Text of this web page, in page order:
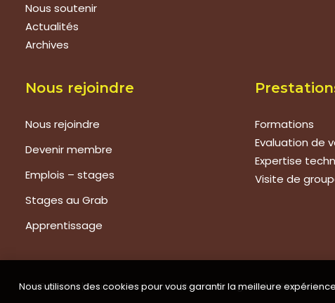
Nous soutenir
Actualités
Archives
Nous rejoindre
Nous rejoindre
Devenir membre
Emplois – stages
Stages au Grab
Apprentissage
Formations
Evaluation de
Expertise
Visite de
©GRAB 2018 | Tous droits réservés |Mentions légales|Politique de
Nous utilisons des cookies pour vous garantir la meilleure